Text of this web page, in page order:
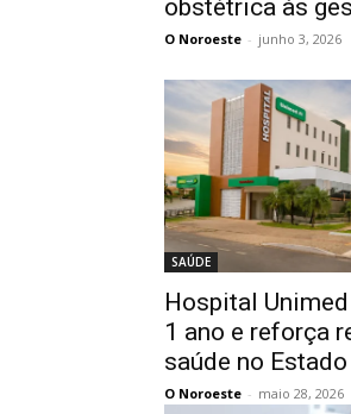
obstétrica às
O Noroeste - junho 3, 2026
SAÚDE
Hospital
1 ano e reforça
saúde no Estado
O Noroeste - maio 28, 2026